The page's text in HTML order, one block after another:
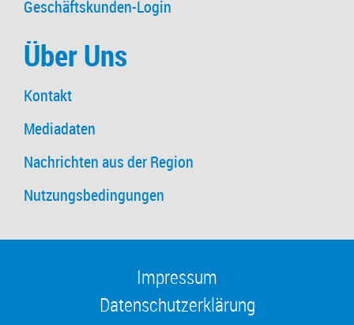
Geschäftskunden-Login
Über Uns
Kontakt
Mediadaten
Nachrichten aus der Region
Nutzungsbedingungen
Impressum
Datenschutzerklärung